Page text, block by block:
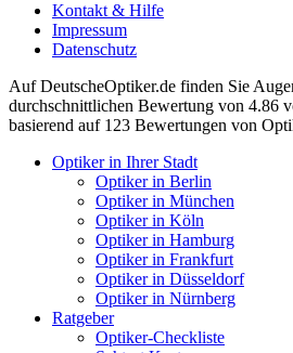
Kontakt & Hilfe
Impressum
Datenschutz
AufDeutscheOptiker.de finden Sie
durchschnittlichen Bewertung von 4.86
basierend auf 123 Bewertungen von
Optiker in Ihrer Stadt
Optiker in Berlin
Optiker in München
Optiker in Köln
Optiker in Hamburg
Optiker in Frankfurt
Optiker in Düsseldorf
Optiker in Nürnberg
Ratgeber
Optiker-Checkliste